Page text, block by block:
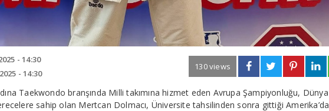
- 14:30
- 14:30
130 views
Taekwondo branşında Milli takımına hizmet eden Avrupa Şampiyonluğu, Dünya
sahip olan Mertcan Dolmacı, Üniversite tahsilinden sonra gittiği Amerika’da